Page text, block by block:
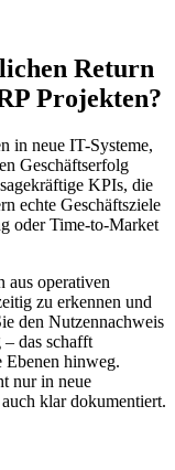
Return
Projekten?
in neue IT-Systeme,
Geschäftserfolg
KPIs, die
echte Geschäftsziele
oder Time-to-Market
aus operativen
zu erkennen und
den Nutzennachweis
– das schafft
Ebenen hinweg.
nur in neue
klar dokumentiert.